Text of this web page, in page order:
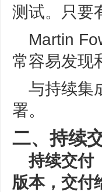
测试。只要
Martin
常容易发现
与持续集
署。
二、持续
持续交付
版本，交付